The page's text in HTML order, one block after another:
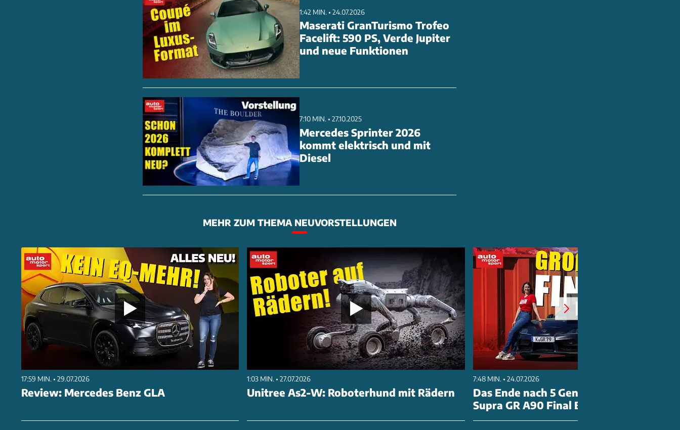
1:42 MIN. • 24.07.2026
Maserati GranTurismo Trofeo
Facelift: 590 PS, Verde Jupiter
und neue Funktionen
7:10 MIN. • 27.10.2025
Mercedes Sprinter 2026
kommt elektrisch und mit
Diesel
MEHR ZUM THEMA NEUVORSTELLUNGEN
17:59 MIN. • 29.07.2026
Review: Mercedes Benz GLA
1:03 MIN. • 27.07.2026
Unitree As2-W: Roboterhund mit Rädern
7:48 MIN. • 24.07.2026
Das Ende nach 5 Generationen? Toyota
Supra GR A90 Final Edition